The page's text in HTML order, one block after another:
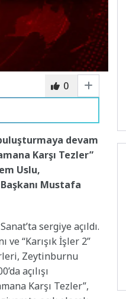
0
devam
Karşı Tezler”
Uslu,
Mustafa
sergiye açıldı.
ve “Karışık İşler 2”
Zeytinburnu
açılışı
Karşı Tezler”,